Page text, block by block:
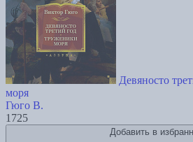
Девяносто
моря
Гюго В.
1725
Добавить в